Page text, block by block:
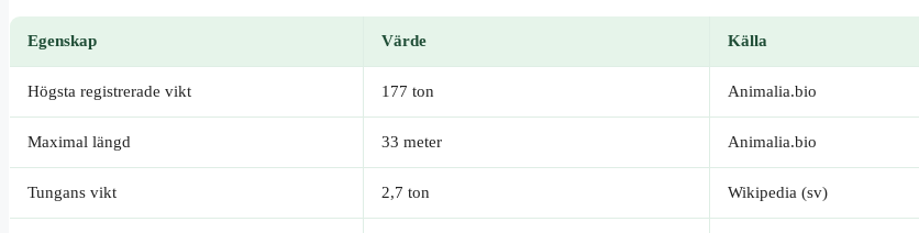
Egenskap Värde Källa
Högsta registrerade vikt 177 ton Animalia.bio
Maximal längd 33 meter Animalia.bio
Tungans vikt 2,7 ton Wikipedia (sv)